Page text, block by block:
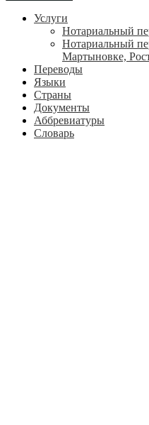
Услуги
Нотариальный
Нотариальный
Мартыновке,
Переводы
Языки
Страны
Документы
Аббревиатуры
Словарь